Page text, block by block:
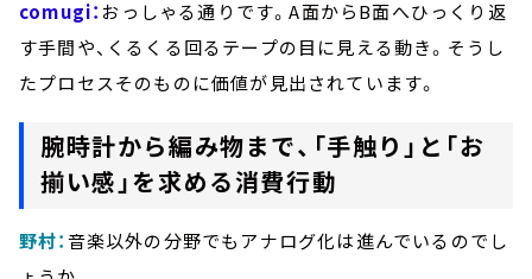
comugi： おっしゃる通りです。A面からB面へひっくり返
す手間や、くるくる回るテープの目に見える動き。そうし
たプロセスそのものに価値が見出されています。
腕時計から編み物まで、「手触り」と「お
揃い感」を求める消費行動
野村：音楽以外の分野でもアナログ化は進んでいるのでし